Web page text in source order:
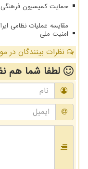
حمایت کمیسیون
مقایسه عملیات نظامی
امنیت ملی
نظرات بینندگان در
لطفا شما هم